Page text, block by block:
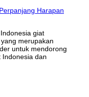
giat
merupakan
untuk mendorong
dan